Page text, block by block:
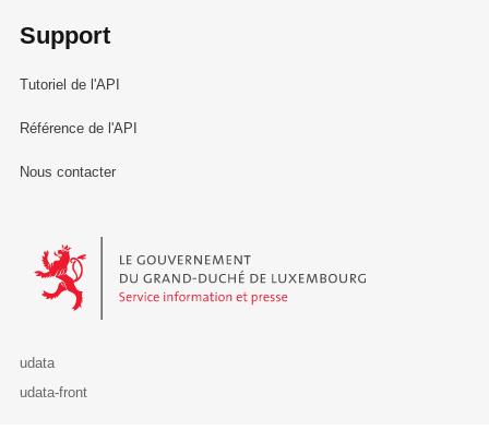
Support
Tutoriel de l'API
Référence de l'API
Nous contacter
Le Gouvernement du Grand-Duché de Luxembourg - Service
udata
udata-front